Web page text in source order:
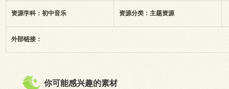
资源学科：初中音乐 资源分类：主题资源
外部链接：
你可能感兴趣的素材